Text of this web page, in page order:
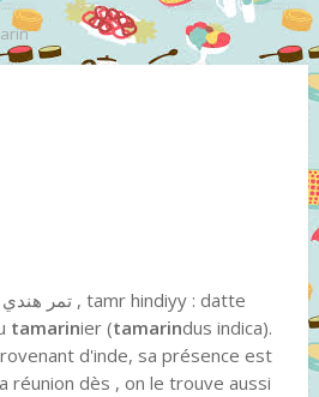
tamarinier (tamarindus indica).
d'inde, sa présence est
réunion dès , on le trouve aussi